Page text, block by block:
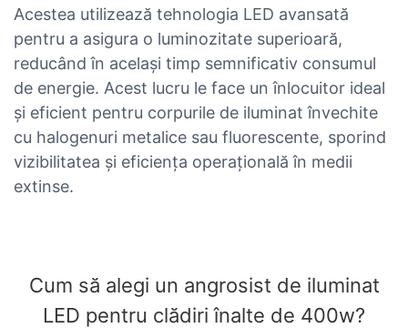
Acestea utilizează tehnologia LED avansată
pentru a asigura o luminozitate superioară,
reducând în același timp semnificativ consumul
de energie. Acest lucru le face un înlocuitor ideal
și eficient pentru corpurile de iluminat învechite
cu halogenuri metalice sau fluorescente, sporind
vizibilitatea și eficiența operațională în medii
extinse.
Cum să alegi un angrosist de iluminat
LED pentru clădiri înalte de 400w?